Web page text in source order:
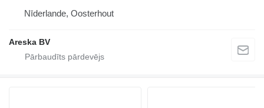
Nīderlande, Oosterhout
Areska BV